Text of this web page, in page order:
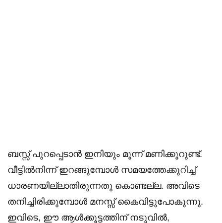
ബസ്സ്‌ പുറപ്പെടാൻ ഇനിയും മൂന്ന് മണിക്കൂറുണ്ട്.
വീട്ടിൽനിന്ന് ഇറങ്ങുമ്പോൾ സമയത്തേക്കുറിച്ച്
ധാരണയില്ലാതിരുന്നതു കൊണ്ടല്ല. അവിടെ
തനിച്ചിരിക്കുമ്പോൾ മനസ്സ് കൈവിട്ടുപോകുന്നു.
ഇവിടെ, ഈ ആൾക്കൂട്ടത്തിന് നടുവിൽ,